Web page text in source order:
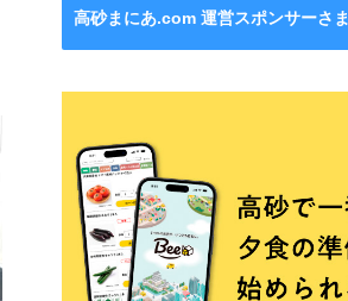
高砂まにあ.com 運営スポンサーさま